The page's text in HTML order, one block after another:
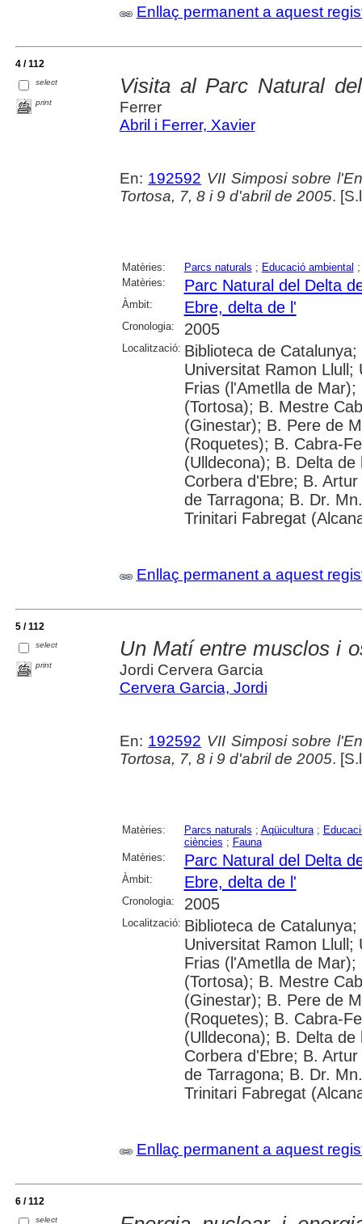
Enllaç permanent a aquest
4 / 112
select
print
Visita al Parc Natural
Ferrer
Abril i Ferrer, Xavier
En: 192592 VII Simposi sobre
Tortosa, 7, 8 i 9 d'abril de 2005.
Matèries: Parcs naturals ; Educació ambiental
Matèries:
Parc Natural del Delta
Àmbit: Ebre, delta de l'
Cronologia: 2005
Localització: Biblioteca de
Universitat Ramon Llull;
Frias (l'Ametlla de Mar);
(Tortosa); B. Mestre
(Ginestar); B. Pere de
(Roquetes); B. Cabra-
(Ulldecona); B. Delta
Corbera d'Ebre; B.
de Tarragona; B. Dr.
Trinitari Fabregat
Enllaç permanent a aquest
5 / 112
select
print
Un Matí entre musclos i
Jordi Cervera Garcia
Cervera Garcia, Jordi
En: 192592 VII Simposi sobre
Tortosa, 7, 8 i 9 d'abril de 2005.
Matèries: Parcs naturals ; Aqüicultura;
ciències ; Fauna
Matèries:
Parc Natural del Delta
Àmbit: Ebre, delta de l'
Cronologia: 2005
Localització: Biblioteca de
Universitat Ramon Llull;
Frias (l'Ametlla de Mar);
(Tortosa); B. Mestre
(Ginestar); B. Pere de
(Roquetes); B. Cabra-
(Ulldecona); B. Delta
Corbera d'Ebre; B.
de Tarragona; B. Dr.
Trinitari Fabregat
Enllaç permanent a aquest
6 / 112
select